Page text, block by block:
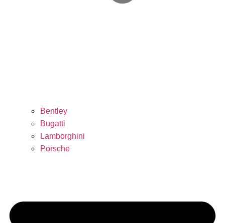
Bentley
Bugatti
Lamborghini
Porsche